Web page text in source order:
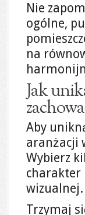
Nie
ogólne,
na
Jak
Aby
aranżacji
Wybierz
charakter
wizualnej.
Trzymaj